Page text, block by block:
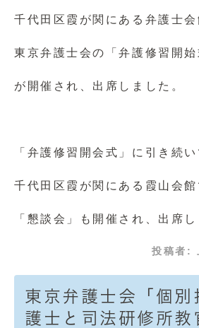
千代田区霞が関にある弁護士会
東京弁護士会の「弁護修習開始
が開催され、出席しました。
「弁護修習開会式」に引き続い
千代田区霞が関にある霞山会館
「懇談会」も開催され、出席し
投稿者:
東京弁護士会「個別
護士と司法研修所教